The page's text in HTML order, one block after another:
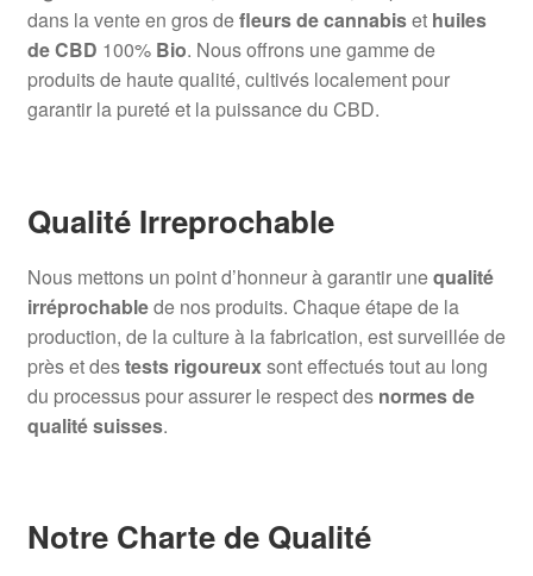
dans la vente en gros defleurs de cannabiset huiles
de CBD 100% Bio. Nous offrons une gamme de
produits de haute qualité, cultivés localement pour
garantir la pureté et la puissance du CBD.
Qualité Irreprochable
Nous mettons un point d’honneur à garantir unequalité
irréprochablede nos produits. Chaque étape de la
production, de la culture à la fabrication, est surveillée de
près et destests rigoureuxsont effectués tout au long
du processus pour assurer le respect des normes de
qualité suisses.
Notre Charte de Qualité